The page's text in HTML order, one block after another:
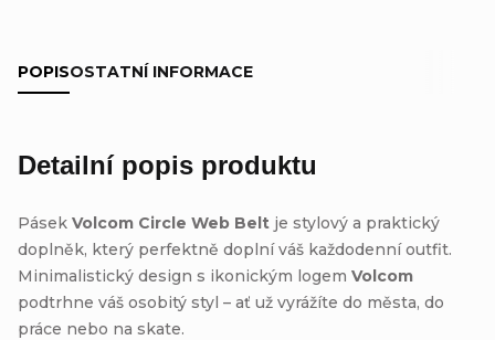
POPISOSTATNÍ INFORMACE
Detailní popis produktu
Pásek Volcom Circle Web Belt je stylový a praktický
doplněk, který perfektně doplní váš každodenní outfit.
Minimalistický design s ikonickým logem Volcom
podtrhne váš osobitý styl – ať už vyrážíte do města, do
práce nebo na skate.